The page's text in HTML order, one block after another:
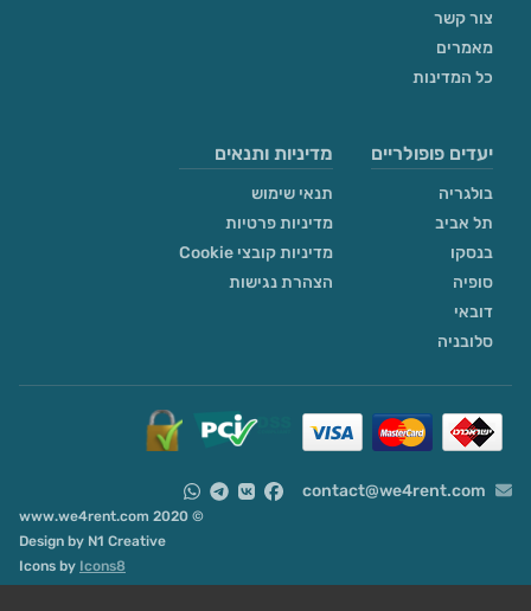
צור קשר
מאמרים
כל המדינות
יעדים פופולריים
בולגריה
תל אביב
בנסקו
סופיה
דובאי
סלובניה
מדיניות ותנאים
תנאי שימוש
מדיניות פרטיות
מדיניות קובצי Cookie
הצהרת נגישות
contact@we4rent.com
Design by N1 Creative
Icons byIcons8